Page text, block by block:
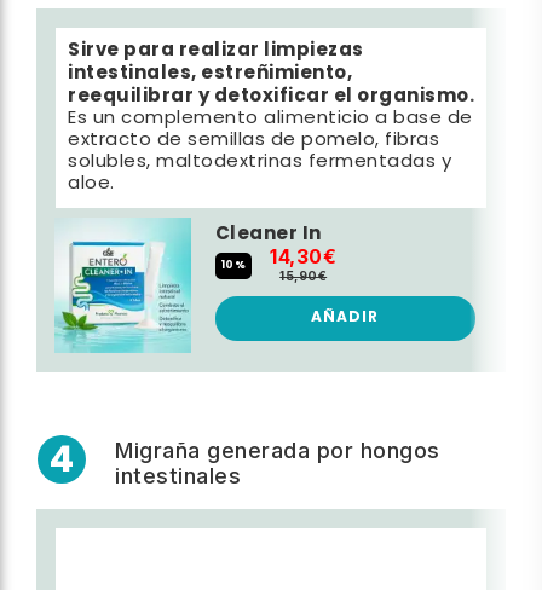
Sirve para realizar limpiezas
intestinales, estreñimiento,
reequilibrar y detoxificar el organismo.
Es un complemento alimenticio a base de
extracto de semillas de pomelo, fibras
solubles, maltodextrinas fermentadas y
aloe.
Cleaner In
10% 14,30€
15,90€
AÑADIR
4
Migraña generada por hongos
intestinales